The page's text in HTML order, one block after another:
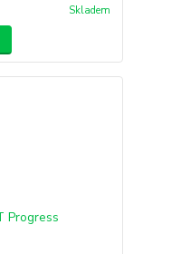
Skladem